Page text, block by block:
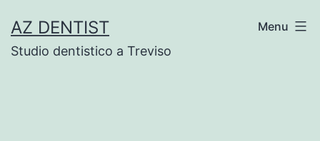
to
content
AZ DENTIST
Studio dentistico a Treviso
Menu